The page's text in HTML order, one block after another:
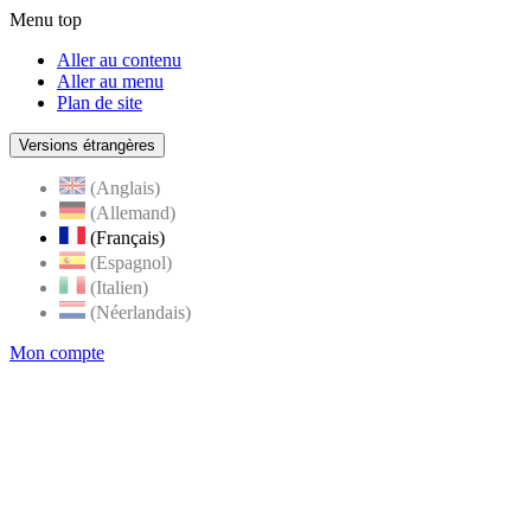
Menu top
Aller au contenu
Aller au menu
Plan de site
Versions étrangères
(Anglais)
(Allemand)
(Français)
(Espagnol)
(Italien)
(Néerlandais)
Mon compte